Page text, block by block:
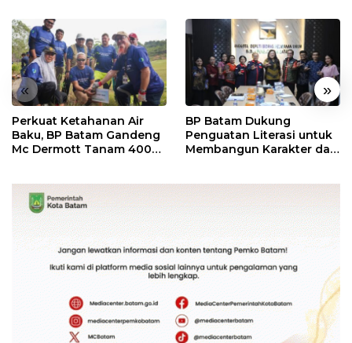
« »
Perkuat Ketahanan Air
Baku, BP Batam Gandeng
Mc Dermott Tanam 400
BP Batam Dukung
Penguatan Literasi untuk
Membangun Karakter dan